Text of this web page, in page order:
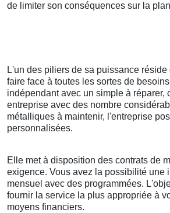
de limiter son conséquences sur la
L'un des piliers de sa puissance réside
faire face à toutes les sortes de
indépendant avec un simple à réparer,
entreprise avec des nombre
métalliques à maintenir, l'entreprise
personnalisées.
Elle met à disposition des contrats de
exigence. Vous avez la possibilité une
mensuel avec des programmées.
fournir la service la plus appropriée à
moyens financiers.